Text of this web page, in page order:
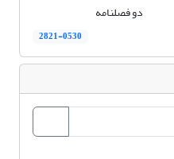
دو فصلنامه
2821-0530